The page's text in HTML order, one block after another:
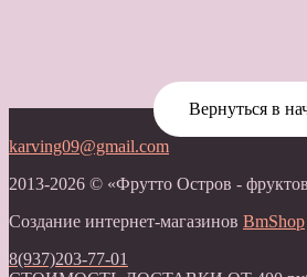
Вернуться в
karving09@gmail.com
2013-2026 © «Фрутто Остров -
Создание интернет-магазинов BmShop
8(937)203-77-01